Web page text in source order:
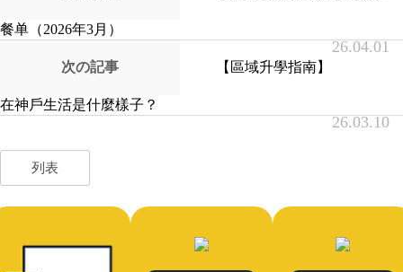
餐单（2026年3月）
26.04.01
次の記事 【區域升學指南】
在神戶生活是什麼樣子？
26.03.10
列表